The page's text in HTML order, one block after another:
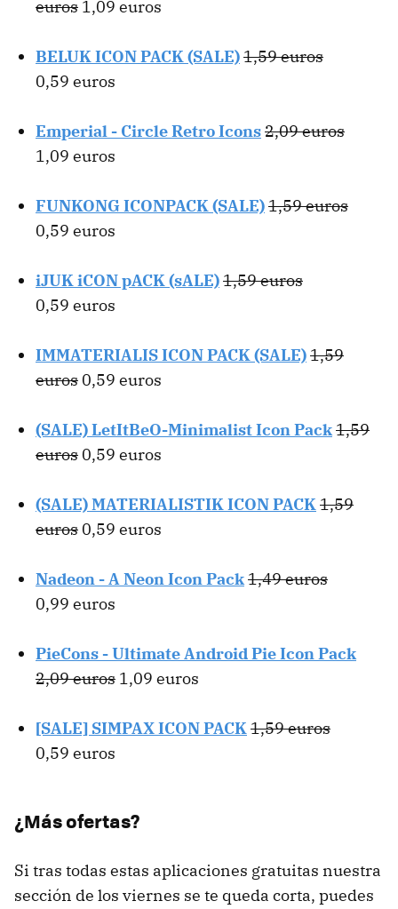
euros 1,09 euros
BELUK ICON PACK (SALE)1,59 euros
0,59 euros
Emperial - Circle Retro Icons2,09 euros
1,09 euros
FUNKONG ICONPACK (SALE)1,59 euros
0,59 euros
iJUK iCON pACK (sALE)1,59 euros
0,59 euros
IMMATERIALIS ICON PACK (SALE)1,59
euros 0,59 euros
(SALE) LetItBeO-Minimalist Icon Pack1,59
euros 0,59 euros
(SALE) MATERIALISTIK ICON PACK1,59
euros 0,59 euros
Nadeon - A Neon Icon Pack1,49 euros
0,99 euros
PieCons - Ultimate Android Pie Icon Pack
2,09 euros 1,09 euros
[SALE] SIMPAX ICON PACK1,59 euros
0,59 euros
¿Más ofertas?
Si tras todas estas aplicaciones gratuitas nuestra
sección de los viernes se te queda corta, puedes